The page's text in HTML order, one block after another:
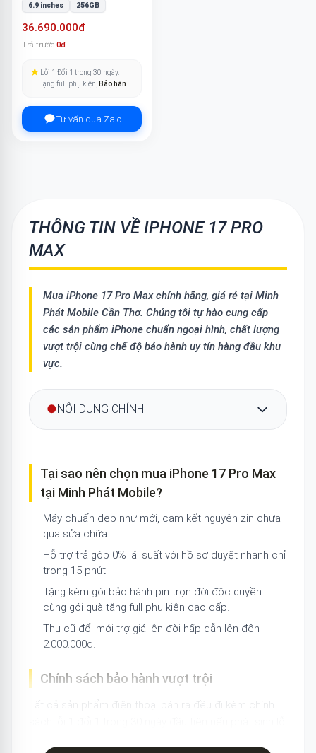
6.9 inches 256GB
36.690.000đ
Trả trước 0đ
★
Lỗi 1 Đổi 1 trong 30 ngày.
Tặng full phụ kiện,
Bảo hành
Tư vấn qua Zalo
THÔNG TIN VỀ IPHONE 17 PRO
MAX
Mua iPhone 17 Pro Maxchính hãng, giá rẻ tại Minh
Phát Mobile Cần Thơ. Chúng tôi tự hào cung cấp
các sản phẩm iPhone chuẩn ngoại hình, chất lượng
vượt trội cùng chế độ bảo hành uy tín hàng đầu khu
vực.
●NỘI DUNG CHÍNH
Tại sao nên chọn mua iPhone 17 Pro Max
tại Minh Phát Mobile?
Máy chuẩn đẹp như mới, cam kết nguyên zin chưa
qua sửa chữa.
Hỗ trợ trả góp 0% lãi suất với hồ sơ duyệt nhanh chỉ
trong 15 phút.
Tặng kèm gói bảo hành pin trọn đời độc quyền
cùng gói quà tặng full phụ kiện cao cấp.
Thu cũ đổi mới trợ giá lên đời hấp dẫn lên đến
2.000.000đ.
Chính sách bảo hành vượt trội
Tất cả sản phẩm điện thoại bán ra đều đi kèm chính